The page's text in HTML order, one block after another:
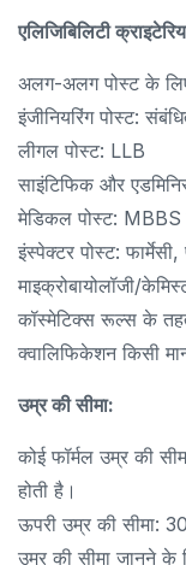
एलिजिबिलिटी
अलग-अलग पोस्ट के
इंजीनियरिंग पोस्ट:
लीगल पोस्ट: LLB
साइंटिफिक और
मेडिकल पोस्ट: MBBS
इंस्पेक्टर पोस्ट:
माइक्रोबायोलॉजी/
कॉस्मेटिक्स रूल्स के
क्वालिफिकेशन किसी
उम्र की सीमा:
कोई फॉर्मल उम्र की
होती है।
ऊपरी उम्र की सीमा:
उम्र की सीमा जानने